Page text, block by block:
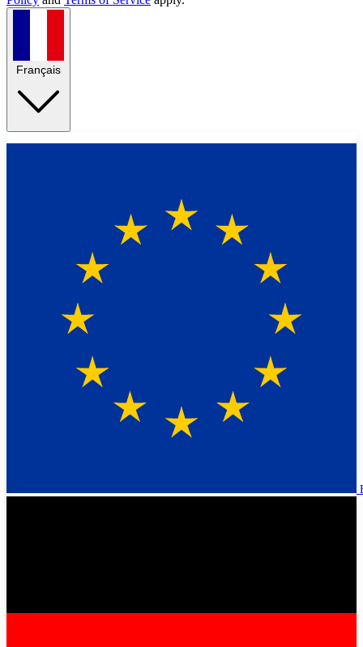
Français